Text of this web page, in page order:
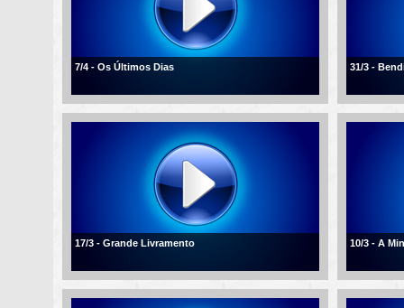
7/4 - Os Últimos Dias 31/3 -
17/3 - Grande Livramento 10/3 - A